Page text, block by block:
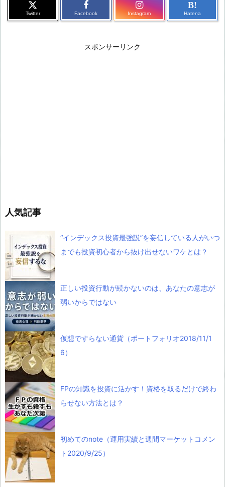
Twitter Facebook Instagram
B!
Hatena
スポンサーリンク
人気記事
“インデックス投資最強説”を妄信している人がいつ
までも投資初心者から抜け出せないワケとは？
正しい投資行動が続かないのは、あなたの意志が
弱いからではない
仮想ですらない通貨（ポートフォリオ2018/11/1
6）
FPの知識を投資に活かす！資格を取るだけで終わ
らせない方法とは？
初めてのnote（運用実績と週間マーケットコメン
ト2020/9/25）